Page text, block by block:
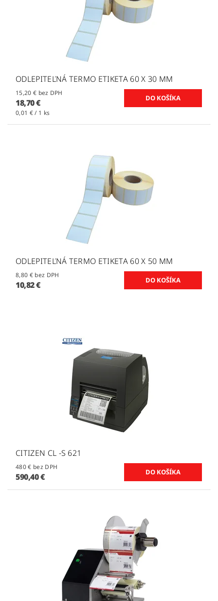
ODLEPITEĽNÁ TERMO ETIKETA 60 X 30 MM
15,20 € bez DPH
18,70 €
0,01 € / 1 ks
ODLEPITEĽNÁ TERMO ETIKETA 60 X 50 MM
8,80 € bez DPH
10,82 €
CITIZEN CL -S 621
480 € bez DPH
590,40 €